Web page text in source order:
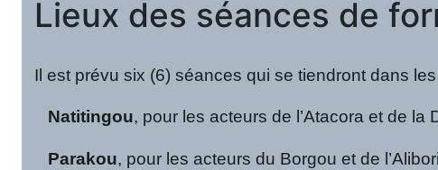
Lieux des séances de
Il est prévu six (6) séances qui se tiendront dans
Natitingou, pour les acteurs de l’Atacora et de la
Parakou, pour les acteurs du Borgou et de l’Alibori